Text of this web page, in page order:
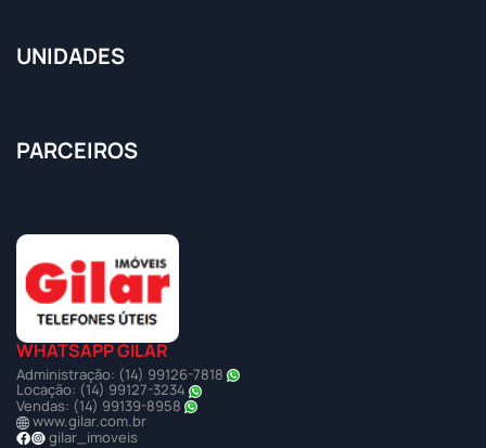
UNIDADES
PARCEIROS
WHATSAPP GILAR
Administração: (14) 99126-7818
Locação: (14) 99127-3234
Vendas: (14) 99139-8958
www.gilar.com.br
gilar_imoveis